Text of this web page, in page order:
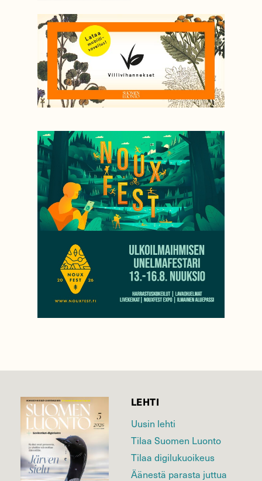
LEHTI
Uusin lehti
Tilaa Suomen Luonto
Tilaa digilukuoikeus
Äänestä parasta juttua